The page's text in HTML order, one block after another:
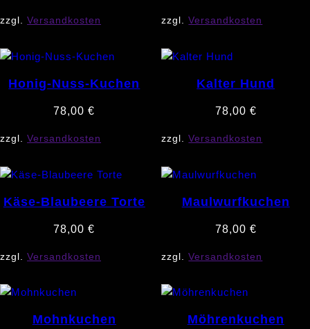
zzgl. Versandkosten zzgl.Versandkosten
Honig-Nuss-Kuchen
78,00€
zzgl. Versandkosten
Kalter Hund
78,00 €
zzgl.Versandkosten
Käse-Blaubeere Torte
78,00€
zzgl. Versandkosten
Maulwurfkuchen
78,00 €
zzgl.Versandkosten
Mohnkuchen Möhrenkuchen